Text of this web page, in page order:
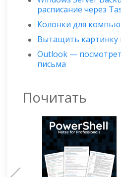
расписание через
Колонки для
Вытащить картинку
Outlook —
письма
Почитать